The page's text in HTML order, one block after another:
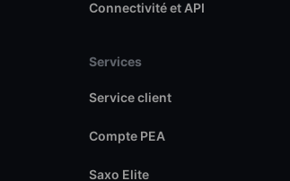
Connectivité et API
Services
Service client
Compte PEA
Saxo Elite